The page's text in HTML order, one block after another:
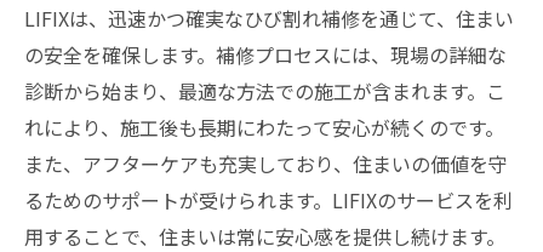
LIFIXは、迅速かつ確実なひび割れ補修を通じて、住まい
の安全を確保します。補修プロセスには、現場の詳細な
診断から始まり、最適な方法での施工が含まれます。こ
れにより、施工後も長期にわたって安心が続くのです。
また、アフターケアも充実しており、住まいの価値を守
るためのサポートが受けられます。LIFIXのサービスを利
用することで、住まいは常に安心感を提供し続けます。